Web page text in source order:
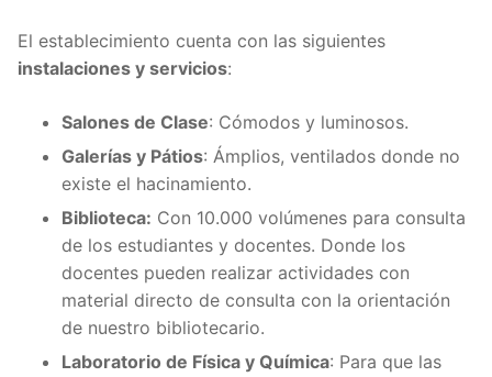
El establecimiento cuenta con las siguientes
instalaciones y servicios:
Salones de Clase: Cómodos y luminosos.
Galerías y Pátios: Ámplios, ventilados donde no
existe el hacinamiento.
Biblioteca: Con 10.000 volúmenes para consulta
de los estudiantes y docentes. Donde los
docentes pueden realizar actividades con
material directo de consulta con la orientación
de nuestro bibliotecario.
Laboratorio de Física y Química: Para que las